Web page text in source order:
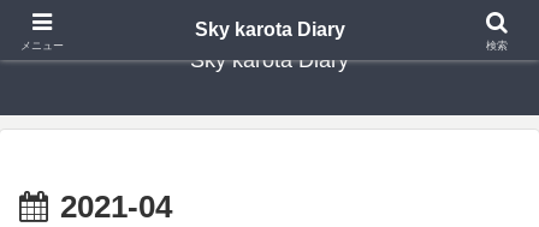
Sky karota Diary
2021-04
メニュー
Sky karota Diary
検索